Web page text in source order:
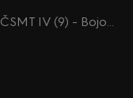
ČSMT IV (9) - Bojovat srdcem rozhovor